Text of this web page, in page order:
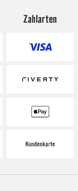
Zahlarten